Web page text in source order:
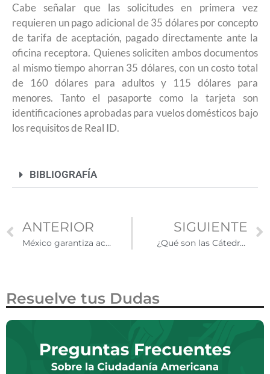
Cabe señalar que las solicitudes en primera vez
requieren un pago adicional de 35 dólares por concepto
de tarifa de aceptación, pagado directamente ante la
oficina receptora. Quienes soliciten ambos documentos
al mismo tiempo ahorran 35 dólares, con un costo total
de 160 dólares para adultos y 115 dólares para
menores. Tanto el pasaporte como la tarjeta son
identificaciones aprobadas para vuelos domésticos bajo
los requisitos de Real ID.
BIBLIOGRAFÍA
ANTERIOR
México garantiza acceso educativo a menores migrantes y ofrece becas de apoyo económico para estudiantes de primaria, secundaria y bachillerato
SIGUIENTE
¿Qué son las Cátedras de la Diáspora Mexicana?
Resuelve tus Dudas